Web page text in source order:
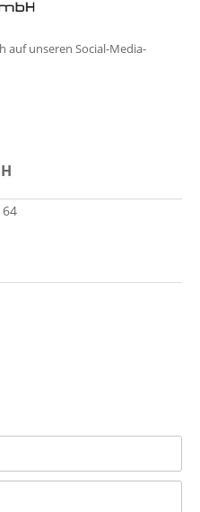
auf unseren Social-Media-